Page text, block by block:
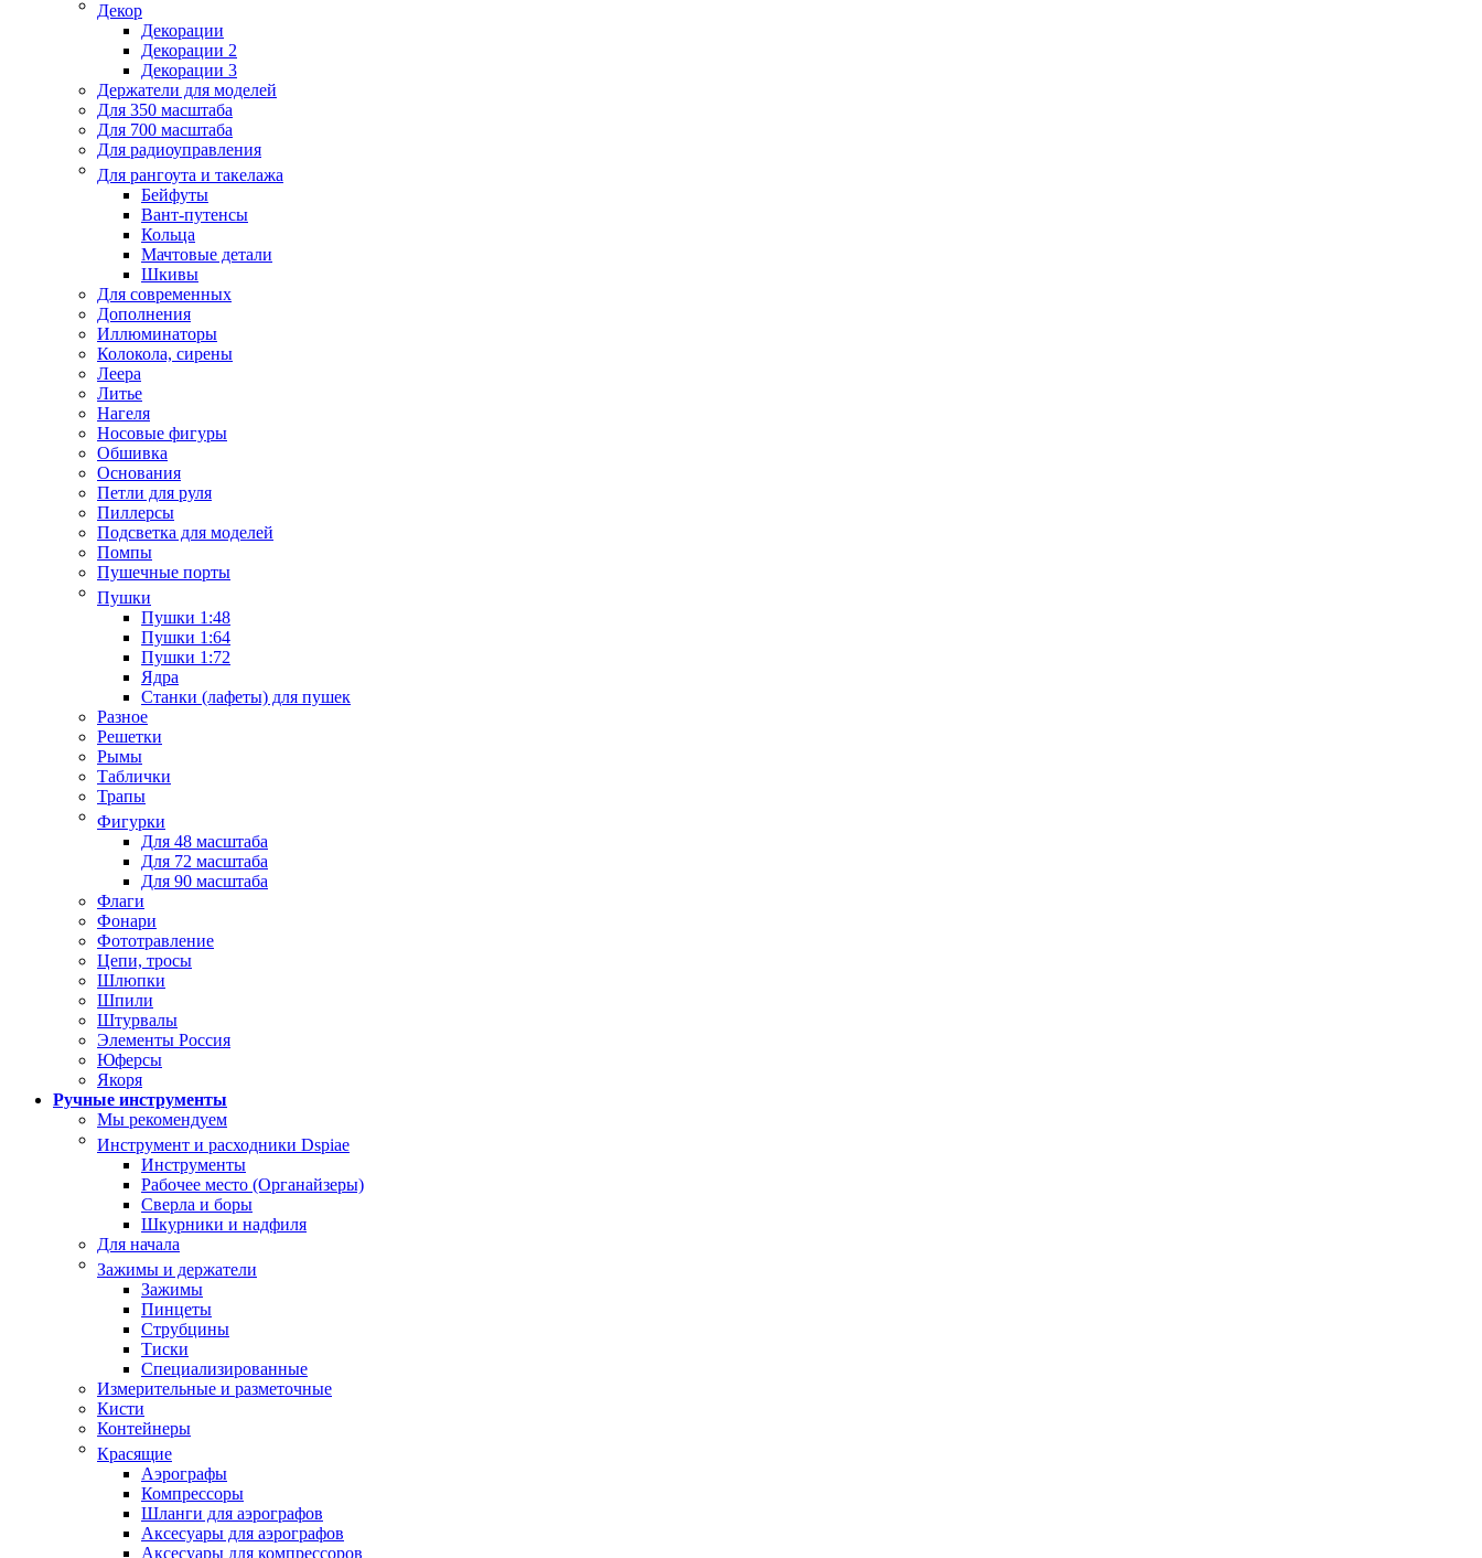
Декор
Декорации
Декорации 2
Декорации 3
Держатели для моделей
Для 350 масштаба
Для 700 масштаба
Для радиоуправления
Для рангоута и такелажа
Бейфуты
Вант-путенсы
Кольца
Мачтовые детали
Шкивы
Для современных
Дополнения
Иллюминаторы
Колокола, сирены
Леера
Литье
Нагеля
Носовые фигуры
Обшивка
Основания
Петли для руля
Пиллерсы
Подсветка для моделей
Помпы
Пушечные порты
Пушки
Пушки 1:48
Пушки 1:64
Пушки 1:72
Ядра
Станки (лафеты) для пушек
Разное
Решетки
Рымы
Таблички
Трапы
Фигурки
Для 48 масштаба
Для 72 масштаба
Для 90 масштаба
Флаги
Фонари
Фототравление
Цепи, тросы
Шлюпки
Шпили
Штурвалы
Элементы Россия
Юферсы
Якоря
Ручные инструменты
Мы рекомендуем
Инструмент и расходники Dspiae
Инструменты
Рабочее место (Органайзеры)
Сверла и боры
Шкурники и надфиля
Для начала
Зажимы и держатели
Зажимы
Пинцеты
Струбцины
Тиски
Специализированные
Измерительные и разметочные
Кисти
Контейнеры
Красящие
Аэрографы
Компрессоры
Шланги для аэрографов
Аксесуары для аэрографов
Аксесуары для компрессоров